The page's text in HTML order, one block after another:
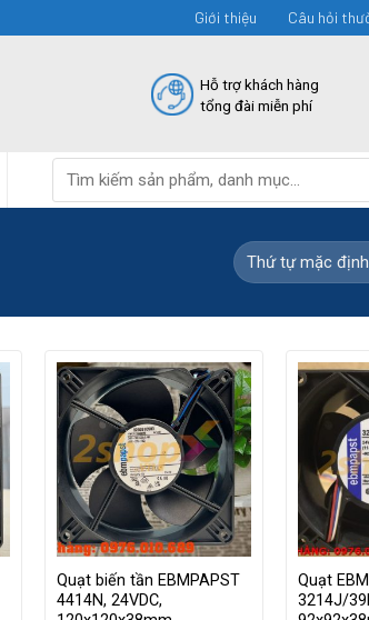
Giới thiệu Câu hỏi
Hỗ trợ khách hàng
tổng đài miễn phí
kiếm:
Quạt biến tần EBMPAPST
4414N, 24VDC,
Quạt
3214J/